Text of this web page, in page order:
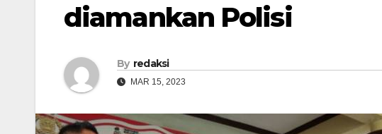
diamankan Polisi
By redaksi
MAR 15, 2023